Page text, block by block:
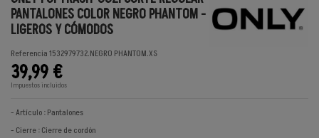
PANTALONES COLOR NEGRO PHANTOM -
LIGEROS Y CÓMODOS
Referencia1532979732.NEGRO PHANTOM.XS
39,99 €
Impuestos incluidos
- Artículo : Pantalones
- Cierre : Cierre de cordón